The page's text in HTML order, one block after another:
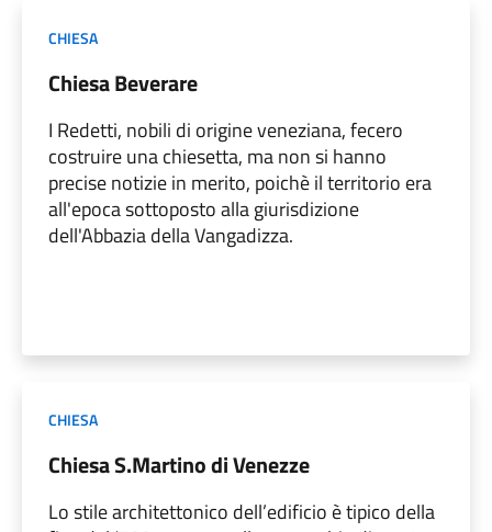
CHIESA
Chiesa Beverare
I Redetti, nobili di origine veneziana, fecero
costruire una chiesetta, ma non si hanno
precise notizie in merito, poichè il territorio era
all'epoca sottoposto alla giurisdizione
dell'Abbazia della Vangadizza.
CHIESA
Chiesa S.Martino di Venezze
Lo stile architettonico dell’edificio è tipico della